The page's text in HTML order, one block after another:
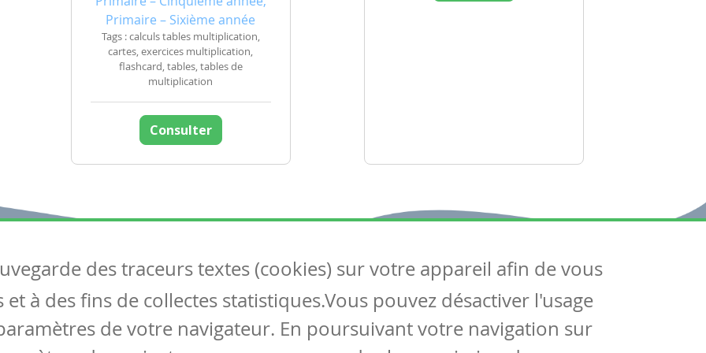
Primaire – Sixième année
Tags : calculs tables multiplication,
cartes, exercices multiplication,
flashcard, tables, tables de
multiplication
Consulter
Articles
Tous les articles
Articles DYS
Suivez-nous
Contactez-nous
Soutien scolaire
des traceurs textes (cookies) sur votre appareil afin de vous
à des fins de collectes statistiques.Vous pouvez désactiver l'usage
de votre navigateur. En poursuivant votre navigation sur